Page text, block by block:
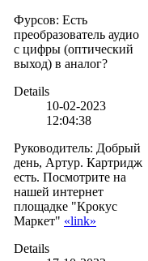
Фурсов: Есть
преобразователь аудио
с цифры (оптический
выход) в аналог?
Details
10-02-2023
12:04:38
Руководитель: Добрый
день, Артур. Картридж
есть. Посмотрите на
нашей интернет
площадке "Крокус
Маркет" «link»
Details